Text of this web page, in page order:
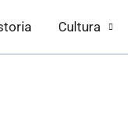
Cultura